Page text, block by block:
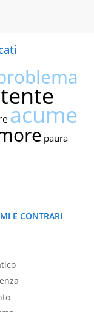
acume
paura
E CONTRARI